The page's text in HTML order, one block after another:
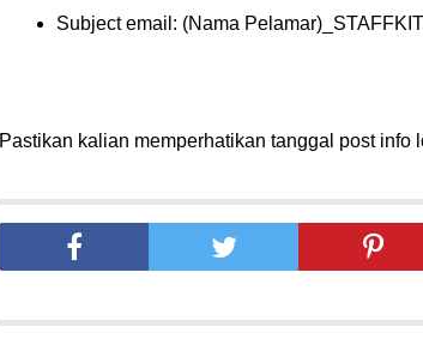
Subject email: (Nama
Pastikan kalian memperhatikan tanggal post